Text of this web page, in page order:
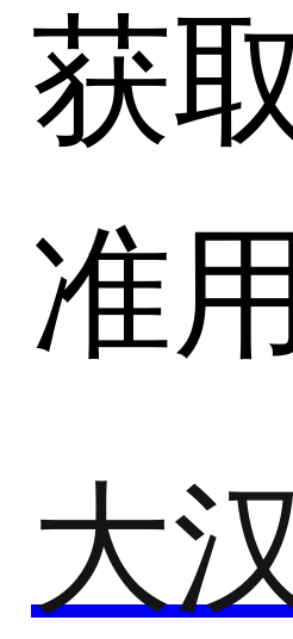
获
准